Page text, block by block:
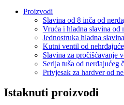
Proizvodi
Slavina od 8 inča od
Vruća i hladna slavina od
Jednostruka hladna
Kutni ventil od
Slavina za pročišćavanje
Serija tuša od nerđajućeg
Privjesak za hardver od
Istaknuti proizvodi